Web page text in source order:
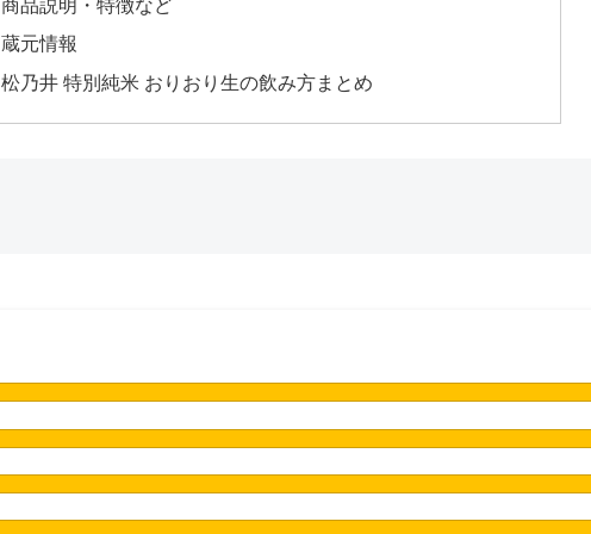
商品説明・特徴など
蔵元情報
松乃井 特別純米 おりおり生の飲み方まとめ